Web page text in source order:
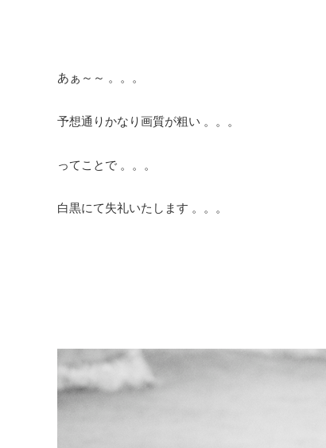
あぁ～～ 。。。
予想通りかなり画質が粗い 。。。
ってことで 。。。
白黒にて失礼いたします 。。。